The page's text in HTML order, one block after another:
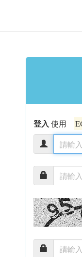
登入 使用